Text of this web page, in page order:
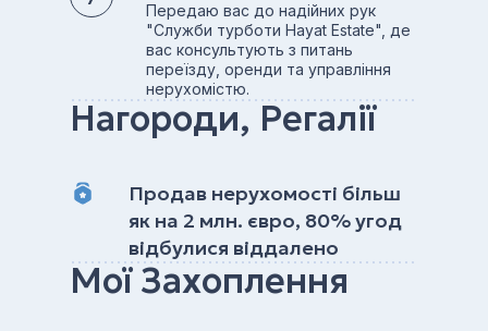
Передаю вас до надійних рук
"Служби турботи Hayat Estate", де
вас консультують з питань
переїзду, оренди та управління
нерухомістю.
Нагороди, Регалії
Продав нерухомості більш
як на 2 млн. євро, 80% угод
відбулися віддалено
Мої Захоплення